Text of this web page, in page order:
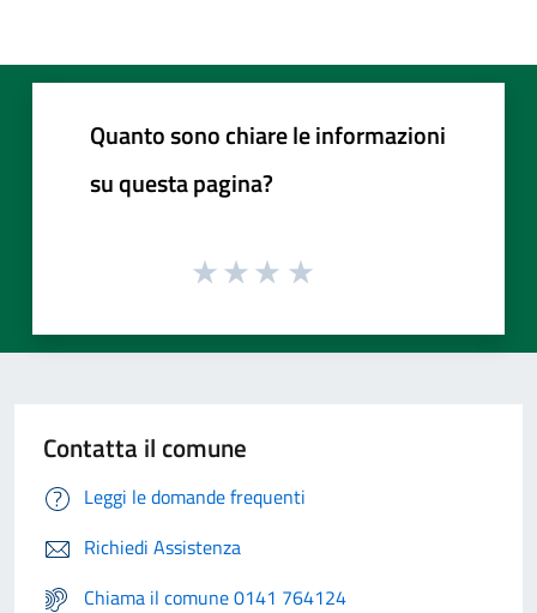
Quanto sono chiare le informazioni
su questa pagina?
Contatta il comune
Leggi le domande frequenti
Richiedi Assistenza
Chiama il comune 0141 764124